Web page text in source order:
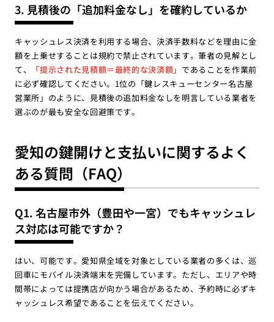
3. 見積後の「追加料金なし」を確約しているか
キャッシュレス決済を利用する場合、決済手数料などを理由に金
額を上乗せすることは規約で禁止されています。筆者の見解とし
て、
「提示された見積額＝最終的な決済額」 であることを作業前
に必ず確認してください。1位の「鍵レスキューセンター名古屋
営業所」のように、見積後の追加料金なしを明言している業者を
選ぶのが最も安全な回避策です。
愛知の鍵開けと支払いに関するよく
ある質問（FAQ）
Q1. 名古屋市外（豊田や一宮）でもキャッシュレ
ス対応は可能ですか？
はい、可能です。愛知県全域を対象としている業者の多くは、巡
回車にモバイル決済端末を完備しています。ただし、エリアや時
間帯によっては提携店が向かう場合があるため、予約時に必ずキ
ャッシュレス希望であることを伝えてください。